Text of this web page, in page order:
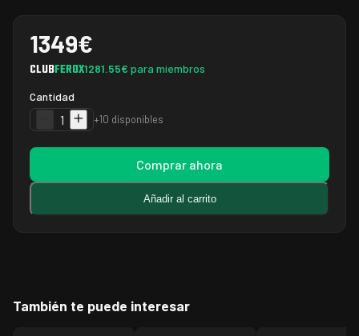
1349€
CLUBFEROX1281.55€ para miembros
Cantidad
1 +10 disponibles
Comprar ahora
Añadir al carrito
También te puede interesar